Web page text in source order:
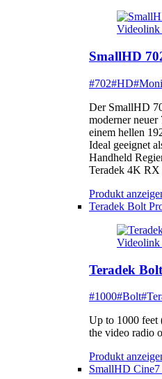
SmallHD
#702#HD
Der SmallHD
moderner
einem hellen
Ideal geeignet
Handheld
Teradek 4K RX
Produkt
Teradek Bolt
Teradek
#1000#Bolt
Up to 1000 feet
the video radio
Produkt
SmallHD